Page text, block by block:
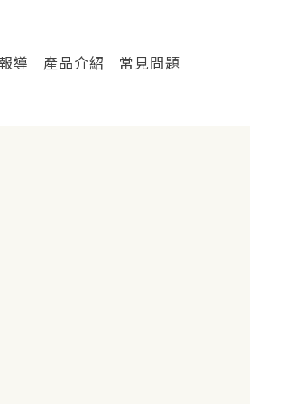
導 產品介紹 常見問題